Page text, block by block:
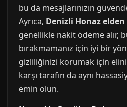
bu da mesajlarınızın
Ayrıca, Denizli Honaz
genellikle nakit ödeme alır,
bırakmamanız için iyi bir
gizliliğinizi korumak için
karşı tarafın da aynı
emin olun.